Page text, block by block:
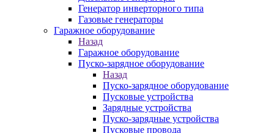
Генератор инверторного типа
Газовые генераторы
Гаражное оборудование
Назад
Гаражное оборудование
Пуско-зарядное оборудование
Назад
Пуско-зарядное оборудование
Пусковые устройства
Зарядные устройства
Пуско-зарядные устройства
Пусковые провода